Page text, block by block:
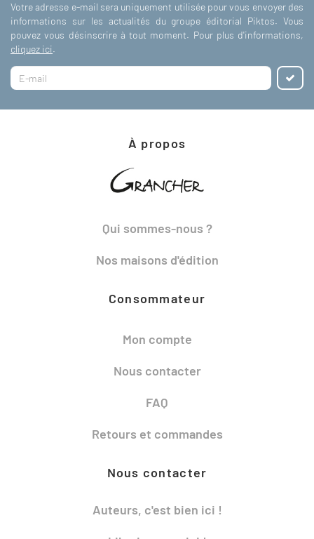
Votre adresse e-mail sera uniquement utilisée pour vous envoyer des
informations sur les actualités du groupe éditorial Piktos. Vous
pouvez vous désinscrire à tout moment. Pour plus d'informations,
cliquez ici.
À propos
Qui sommes-nous ?
Nos maisons d'édition
Consommateur
Mon compte
Nous contacter
FAQ
Retours et commandes
Nous contacter
Auteurs, c'est bien ici !